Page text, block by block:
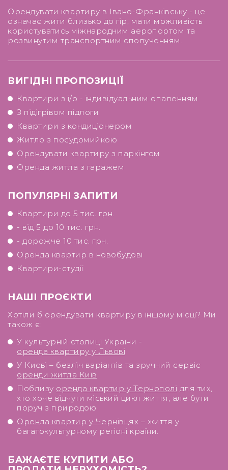
Орендувати квартиру в Івано-Франківську - це
означає жити близько до гір, мати можливість
користуватись міжнародним аеропортом та
розвинутим транспортним сполученням.
ВИГІДНІ ПРОПОЗИЦІЇ
Квартири з і/о - індивідуальним опаленням
З підігрівом підлоги
Квартири з кондиціонером
Житло з посудомийкою
Орендувати квартиру з паркінгом
Оренда житла з гаражем
ПОПУЛЯРНІ ЗАПИТИ
Квартири до 5 тис. грн.
- від 5 до 10 тис. грн.
- дорожче 10 тис. грн.
Оренда квартир в новобудові
Квартири-студії
НАШІ ПРОЄКТИ
Хотіли б орендувати квартиру в іншому місці? Ми
також є:
У культурній столиці України -
оренда квартиру у Львові
У Києві – безліч варіантів та зручний сервіс
оренди житла Київ
Поблизу оренда квартир у Тернополі для тих,
хто хоче відчути міський цикл життя, але бути
поруч з природою
Оренда квартир у Чернівцях – життя у
багатокультурному регіоні країни.
БАЖАЄТЕ КУПИТИ АБО